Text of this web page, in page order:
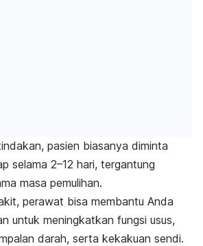
pasien biasanya diminta
selama 2–12 hari, tergantung
masa pemulihan.
perawat bisa membantu Anda
untuk meningkatkan fungsi usus,
darah, serta kekakuan sendi.